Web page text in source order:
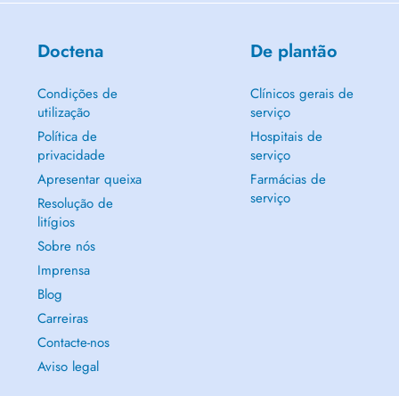
Doctena
Condições de
utilização
Política de
privacidade
Apresentar queixa
Resolução de
litígios
Sobre nós
Imprensa
Blog
Carreiras
Contacte-nos
Aviso legal
De plantão
Clínicos gerais de
serviço
Hospitais de
serviço
Farmácias de
serviço